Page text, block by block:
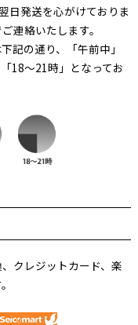
日発送を心がけておりま
連絡いたします。
記の通り、「午前中」
18～21時」となってお
クレジットカード、楽